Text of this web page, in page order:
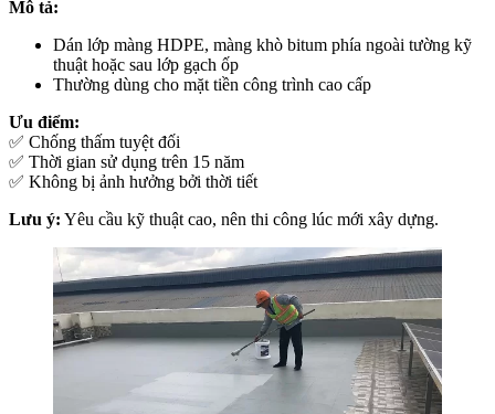
Mô tả:
Dán lớp màng HDPE, màng khò bitum phía ngoài tường kỹ
thuật hoặc sau lớp gạch ốp
Thường dùng cho mặt tiền công trình cao cấp
Ưu điểm:
✅ Chống thấm tuyệt đối
✅ Thời gian sử dụng trên 15 năm
✅ Không bị ảnh hưởng bởi thời tiết
Lưu ý: Yêu cầu kỹ thuật cao, nên thi công lúc mới xây dựng.